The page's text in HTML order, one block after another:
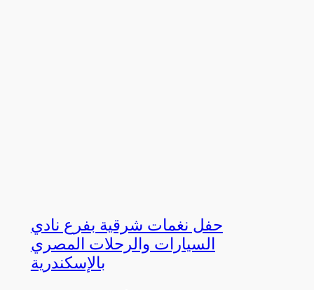
حفل نغمات شرقية بفرع نادي
السيارات والرحلات المصري
بالإسكندرية